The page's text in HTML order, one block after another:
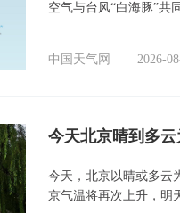
空气与台风“白海豚”共
中国天气网 2026-
今天北京晴到多
今天，北京以晴或多云
京气温将再次上升，明